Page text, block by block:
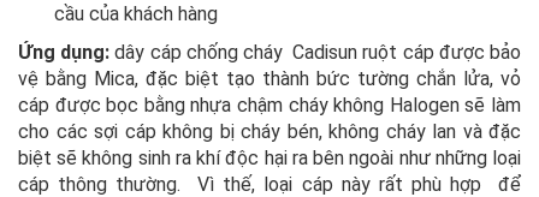
cầu của khách hàng
Ứng dụng: dây cáp chống cháy Cadisun ruột cáp được bảo
vệ bằng Mica, đặc biệt tạo thành bức tường chắn lửa, vỏ
cáp được bọc bằng nhựa chậm cháy không Halogen sẽ làm
cho các sợi cáp không bị cháy bén, không cháy lan và đặc
biệt sẽ không sinh ra khí độc hại ra bên ngoài như những loại
cáp thông thường. Vì thế, loại cáp này rất phù hợp để